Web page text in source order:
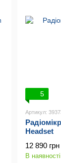
5
Артикул:
Headset
12 890 грн
В наявності